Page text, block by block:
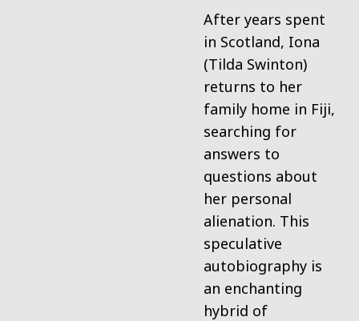
After years spent
in Scotland, Iona
(Tilda Swinton)
returns to her
family home in Fiji,
searching for
answers to
questions about
her personal
alienation. This
speculative
autobiography is
an enchanting
hybrid of